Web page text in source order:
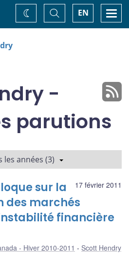
EN
Basculer
la
recherche
Changez
de
-
parutions
les années (3)
17 février 2011
sur la
des marchés
financière
- Hiver 2010-2011 Scott Hendry